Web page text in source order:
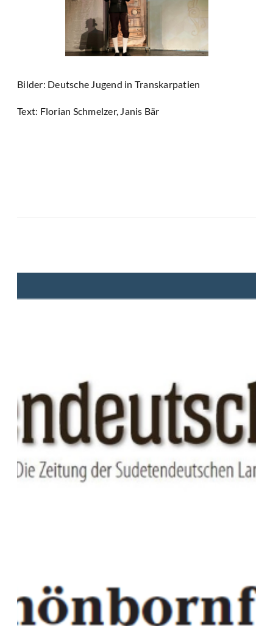
Bilder: Deutsche Jugend in Transkarpatien
Text: Florian Schmelzer, Janis Bär